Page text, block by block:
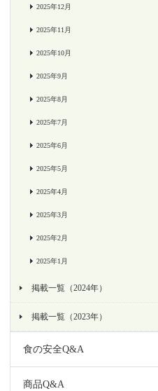
2025年12月
2025年11月
2025年10月
2025年9月
2025年8月
2025年7月
2025年6月
2025年5月
2025年4月
2025年3月
2025年2月
2025年1月
掲載一覧（2024年）
掲載一覧（2023年）
食の安全Q&A
商品Q&A